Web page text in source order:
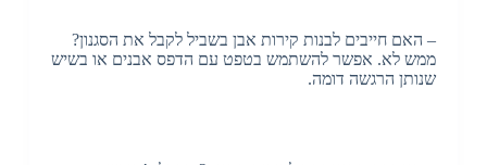
– האם חייבים לבנות קירות אבן בשביל לקבל את הסגנון?
ממש לא. אפשר להשתמש בטפט עם הדפס אבנים או בשיש
שנותן הרגשה דומה.